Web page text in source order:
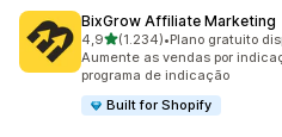
BixGrow Affiliate Marketing
4,9de 5 estrelas
(1.234)
1234 avaliações ao todo
•Plano gratuito
Aumente as vendas por
programa de indicação
Built for Shopify